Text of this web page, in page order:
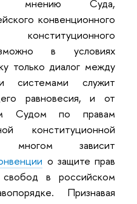
мнению Суда,
конвенционного
в условиях
только диалог между
системами служит
равновесия, и от
Судом по правам
конституционной
многом зависит
о защите прав
в российском
Признавая